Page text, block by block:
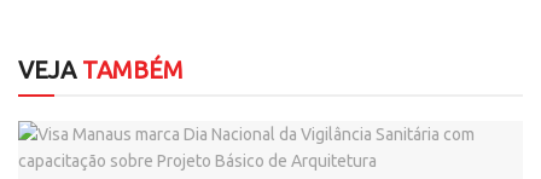
VEJATAMBÉM